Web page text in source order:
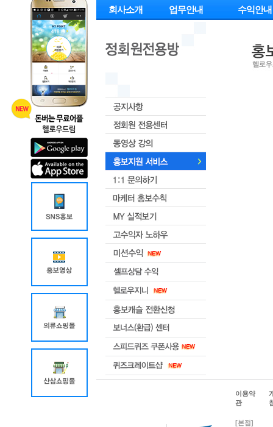
회사소개 업무안내 수익안내
이용약
관
[본점]